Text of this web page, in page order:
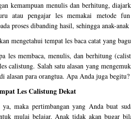
kemampuan menulis dan berhitung,
atau pengajar les memakai metode
proses dibanding hasil, sehingga anak-
mengetahui tempat les baca catat yang
les membaca, menulis, dan berhitung
calistung. Salah satu alasan yang
alasan para orangtua. Apa Anda juga begitu?
Les Calistung Dekat
ya, maka pertimbangan yang Anda buat
mulai belajar. Anak tidak akan bugar